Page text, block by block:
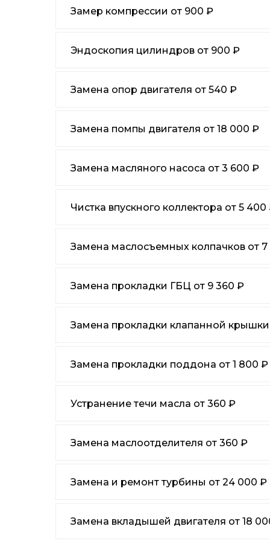
Замер компрессии от 900 ₽
Эндоскопия цилиндров от 900 ₽
Замена опор двигателя от 540 ₽
Замена помпы двигателя от 18 000 ₽
Замена масляного насоса от 3 600 ₽
Чистка впускного коллектора от 5 400
Замена маслосъемных колпачков от
Замена прокладки ГБЦ от 9 360 ₽
Замена прокладки клапанной крышки
Замена прокладки поддона от 1 800 ₽
Устранение течи масла от 360 ₽
Замена маслоотделителя от 360 ₽
Замена и ремонт турбины от 24 000 ₽
Замена вкладышей двигателя от 18